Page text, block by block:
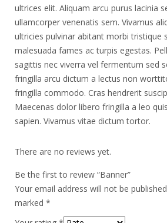
ultrices elit. Aliquam arcu purus lacinia
ullamcorper venenatis sem. Vivamus
ultricies pulvinar abitant morbi tristique
malesuada fames ac turpis egestas.
sagittis nec viverra vel fermentum sed
fringilla arcu dictum a lectus non
fringilla commodo. Cras hendrerit
Maecenas dolor libero fringilla a leo
sapien. Vivamus vitae dictum tortor.
There are no reviews yet.
Be the first to review “Banner”
Your email address will not be
marked *